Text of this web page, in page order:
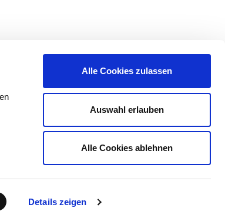
Details zeigen
Alle Cookies zulassen
Auswahl erlauben
Alle Cookies ablehnen